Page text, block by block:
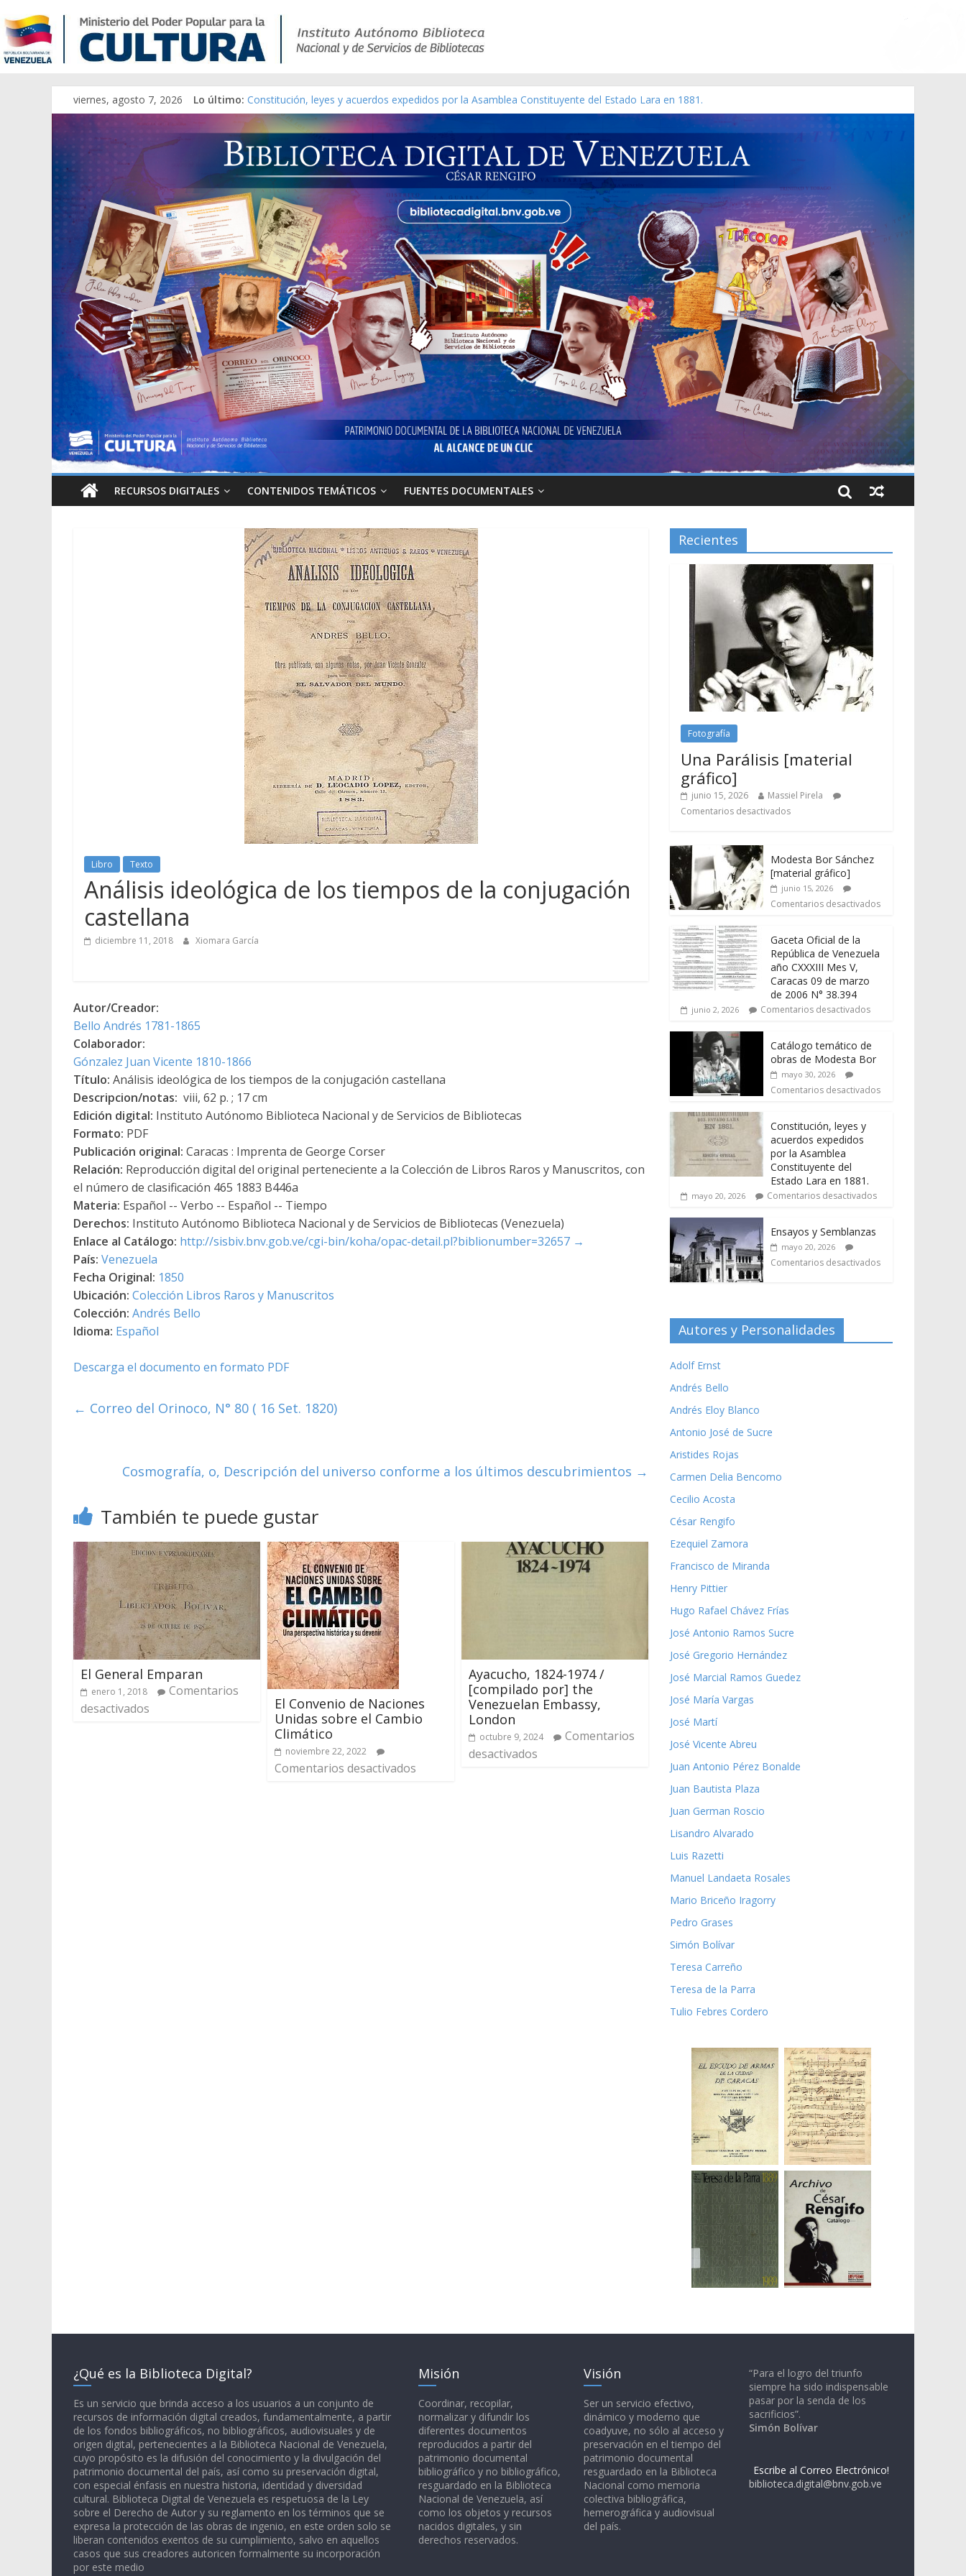
viernes, agosto 7, 2026 Lo último: Constitución, leyes y acuerdos expedidos por la Asamblea Constituyente del Estado Lara en 1881.
Una Parálisis [material gráfico]
Modesta Bor Sánchez [material gráfico]
Gaceta Oficial de la República de Venezuela año CXXXIII Mes V, Caracas 09 de marzo de 2006 N° 38.394
Catálogo temático de obras de Modesta Bor
RECURSOS DIGITALES CONTENIDOS TEMÁTICOS FUENTES DOCUMENTALES
Libro Texto
Análisis ideológica de los tiempos de la conjugación
castellana
diciembre 11, 2018 Xiomara García
Autor/Creador:
Bello Andrés 1781-1865
Colaborador:
Gónzalez Juan Vicente 1810-1866
Título: Análisis ideológica de los tiempos de la conjugación castellana
Descripcion/notas: viii, 62 p. ; 17 cm
Edición digital: Instituto Autónomo Biblioteca Nacional y de Servicios de Bibliotecas
Formato: PDF
Publicación original: Caracas : Imprenta de George Corser
Relación: Reproducción digital del original perteneciente a la Colección de Libros Raros y Manuscritos, con
el número de clasificación 465 1883 B446a
Materia: Español -- Verbo -- Español -- Tiempo
Derechos: Instituto Autónomo Biblioteca Nacional y de Servicios de Bibliotecas (Venezuela)
Enlace al Catálogo: http://sisbiv.bnv.gob.ve/cgi-bin/koha/opac-detail.pl?biblionumber=32657 →
País: Venezuela
Fecha Original: 1850
Ubicación: Colección Libros Raros y Manuscritos
Colección: Andrés Bello
Idioma: Español
Descarga el documento en formato PDF
← Correo del Orinoco, N° 80 ( 16 Set. 1820)
Cosmografía, o, Descripción del universo conforme a los últimos descubrimientos →
También te puede gustar
El General Emparan
enero 1, 2018
Comentarios
desactivados
El Convenio de Naciones
Unidas sobre el Cambio
Climático
noviembre 22, 2022
Comentarios desactivados
Ayacucho, 1824-1974 /
[compilado por] the
Venezuelan Embassy,
London
octubre 9, 2024
Comentarios
desactivados
Recientes
Fotografía
Una Parálisis [material
gráfico]
junio 15, 2026
Massiel Pirela
Comentarios desactivados
Modesta Bor Sánchez
[material gráfico]
junio 15, 2026
Comentarios desactivados
Gaceta Oficial de la
República de Venezuela
año CXXXIII Mes V,
Caracas 09 de marzo
de 2006 N° 38.394
junio 2, 2026 Comentarios desactivados
Catálogo temático de
obras de Modesta Bor
mayo 30, 2026
Comentarios desactivados
Constitución, leyes y
acuerdos expedidos
por la Asamblea
Constituyente del
Estado Lara en 1881.
mayo 20, 2026 Comentarios desactivados
Ensayos y Semblanzas
mayo 20, 2026
Comentarios desactivados
Autores y Personalidades
Adolf Ernst
Andrés Bello
Andrés Eloy Blanco
Antonio José de Sucre
Aristides Rojas
Carmen Delia Bencomo
Cecilio Acosta
César Rengifo
Ezequiel Zamora
Francisco de Miranda
Henry Pittier
Hugo Rafael Chávez Frías
José Antonio Ramos Sucre
José Gregorio Hernández
José Marcial Ramos Guedez
José María Vargas
José Martí
José Vicente Abreu
Juan Antonio Pérez Bonalde
Juan Bautista Plaza
Juan German Roscio
Lisandro Alvarado
Luis Razetti
Manuel Landaeta Rosales
Mario Briceño Iragorry
Pedro Grases
Simón Bolívar
Teresa Carreño
Teresa de la Parra
Tulio Febres Cordero
¿Qué es la Biblioteca Digital?
Es un servicio que brinda acceso a los usuarios a un conjunto de
recursos de información digital creados, fundamentalmente, a partir
de los fondos bibliográficos, no bibliográficos, audiovisuales y de
origen digital, pertenecientes a la Biblioteca Nacional de Venezuela,
cuyo propósito es la difusión del conocimiento y la divulgación del
patrimonio documental del país, así como su preservación digital,
con especial énfasis en nuestra historia, identidad y diversidad
cultural. Biblioteca Digital de Venezuela es respetuosa de la Ley
sobre el Derecho de Autor y su reglamento en los términos que se
expresa la protección de las obras de ingenio, en este orden solo se
liberan contenidos exentos de su cumplimiento, salvo en aquellos
casos que sus creadores autoricen formalmente su incorporación
por este medio
Misión
Coordinar, recopilar,
normalizar y difundir los
diferentes documentos
reproducidos a partir del
patrimonio documental
bibliográfico y no bibliográfico,
resguardado en la Biblioteca
Nacional de Venezuela, así
como los objetos y recursos
nacidos digitales, y sin
derechos reservados.
Visión
Ser un servicio efectivo,
dinámico y moderno que
coadyuve, no sólo al acceso y
preservación en el tiempo del
patrimonio documental
resguardado en la Biblioteca
Nacional como memoria
colectiva bibliográfica,
hemerográfica y audiovisual
del país.
“Para el logro del triunfo
siempre ha sido indispensable
pasar por la senda de los
sacrificios”.
Simón Bolívar
Escribe al Correo Electrónico!
biblioteca.digital@bnv.gob.ve